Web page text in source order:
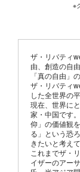
※
ザ・リバティ
由、創造の自
「真の自由」
ザ・リバティ
した全世界の
現在、世界に
家・中国です
仰」の価値観
る」という恐
きたいと考えて
これまでザ・
イザーのアー